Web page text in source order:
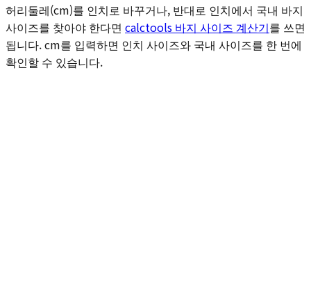
허리둘레(cm)를 인치로 바꾸거나, 반대로 인치에서 국내 바지
사이즈를 찾아야 한다면 calctools 바지 사이즈 계산기를 쓰면
됩니다. cm를 입력하면 인치 사이즈와 국내 사이즈를 한 번에
확인할 수 있습니다.